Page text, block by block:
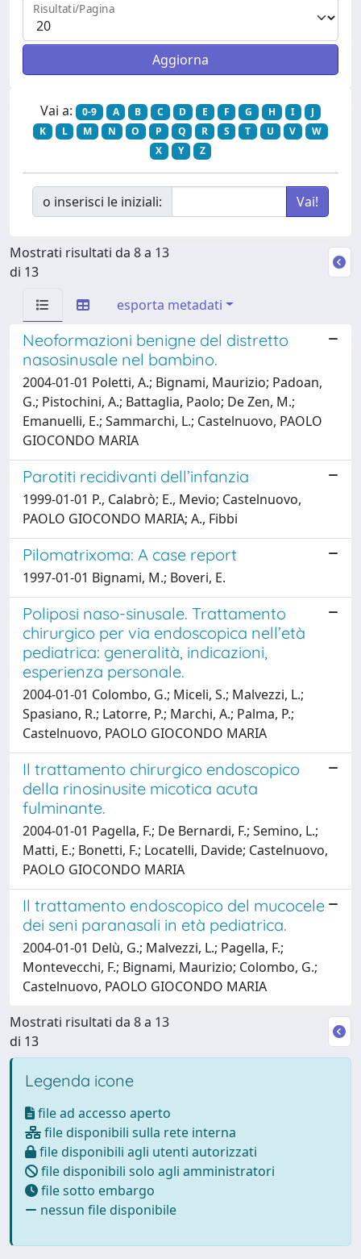
Risultati/Pagina
Vai a: 0-9 A B C D E F G H I
J
K
L M N O P Q R S T U V
W
X
Y Z
o inserisci le iniziali:
Mostrati risultati da 8 a 13
di 13
esporta metadati
Neoformazioni benigne del distretto
nasosinusale nel bambino.
2004-01-01 Poletti, A.; Bignami, Maurizio; Padoan,
G.; Pistochini, A.; Battaglia, Paolo; De Zen, M.;
Emanuelli, E.; Sammarchi, L.; Castelnuovo, PAOLO
GIOCONDO MARIA
Parotiti recidivanti dell’infanzia
1999-01-01 P., Calabrò; E., Mevio; Castelnuovo,
PAOLO GIOCONDO MARIA; A., Fibbi
Pilomatrixoma: A case report
1997-01-01 Bignami, M.; Boveri, E.
Poliposi naso-sinusale. Trattamento
chirurgico per via endoscopica nell’età
pediatrica: generalità, indicazioni,
esperienza personale.
2004-01-01 Colombo, G.; Miceli, S.; Malvezzi, L.;
Spasiano, R.; Latorre, P.; Marchi, A.; Palma, P.;
Castelnuovo, PAOLO GIOCONDO MARIA
Il trattamento chirurgico endoscopico
della rinosinusite micotica acuta
fulminante.
2004-01-01 Pagella, F.; De Bernardi, F.; Semino, L.;
Matti, E.; Bonetti, F.; Locatelli, Davide; Castelnuovo,
PAOLO GIOCONDO MARIA
Il trattamento endoscopico del mucocele
dei seni paranasali in età pediatrica.
2004-01-01 Delù, G.; Malvezzi, L.; Pagella, F.;
Montevecchi, F.; Bignami, Maurizio; Colombo, G.;
Castelnuovo, PAOLO GIOCONDO MARIA
Mostrati risultati da 8 a 13
di 13
Legenda icone
file ad accesso aperto
file disponibili sulla rete interna
file disponibili agli utenti autorizzati
file disponibili solo agli amministratori
file sotto embargo
nessun file disponibile